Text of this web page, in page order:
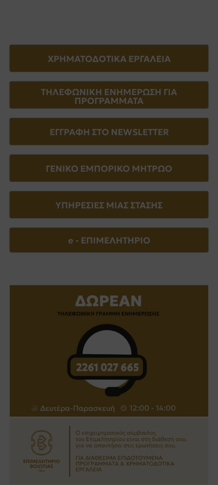
ΧΡΗΜΑΤΟΔΟΤΙΚΑ ΕΡΓΑΛΕΙΑ
ΤΗΛΕΦΩΝΙΚΗ ΕΝΗΜΕΡΩΣΗ ΓΙΑ
ΠΡΟΓΡΑΜΜΑΤΑ
ΕΓΓΡΑΦΗ ΣΤΟ NEWSLETTER
ΓΕΝΙΚΟ ΕΜΠΟΡΙΚΟ ΜΗΤΡΩΟ
ΥΠΗΡΕΣΙΕΣ ΜΙΑΣ ΣΤΑΣΗΣ
e - EΠΙΜΕΛΗΤΗΡΙΟ